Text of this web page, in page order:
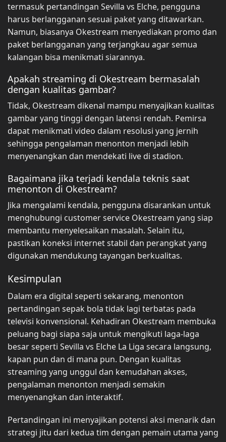
termasuk pertandingan Sevilla vs Elche, pengguna
harus berlangganan sesuai paket yang ditawarkan.
Namun, biasanya Okestream menyediakan promo dan
paket berlangganan yang terjangkau agar semua
kalangan bisa menikmati siarannya.
Apakah streaming di Okestream bermasalah
dengan kualitas gambar?
Tidak, Okestream dikenal mampu menyajikan kualitas
gambar yang tinggi dengan latensi rendah. Pemirsa
dapat menikmati video dalam resolusi yang jernih
sehingga pengalaman menonton menjadi lebih
menyenangkan dan mendekati live di stadion.
Bagaimana jika terjadi kendala teknis saat
menonton di Okestream?
Jika mengalami kendala, pengguna disarankan untuk
menghubungi customer service Okestream yang siap
membantu menyelesaikan masalah. Selain itu,
pastikan koneksi internet stabil dan perangkat yang
digunakan mendukung tayangan berkualitas.
Kesimpulan
Dalam era digital seperti sekarang, menonton
pertandingan sepak bola tidak lagi terbatas pada
televisi konvensional. Kehadiran Okestream membuka
peluang bagi siapa saja untuk mengikuti laga-laga
besar seperti Sevilla vs Elche La Liga secara langsung,
kapan pun dan di mana pun. Dengan kualitas
streaming yang unggul dan kemudahan akses,
pengalaman menonton menjadi semakin
menyenangkan dan interaktif.
Pertandingan ini menyajikan potensi aksi menarik dan
strategi jitu dari kedua tim dengan pemain utama yang